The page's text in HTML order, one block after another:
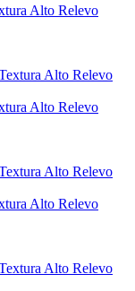
Alto Relevo
Alto Relevo
Alto Relevo